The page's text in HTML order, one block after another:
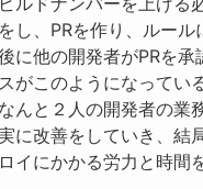
し、PRを作り、ルー
に他の開発者がPRを
がこのようになってい
んと２人の開発者の業
に改善をしていき、結
イにかかる労力と時間